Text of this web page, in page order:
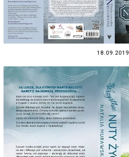
18.09.2019